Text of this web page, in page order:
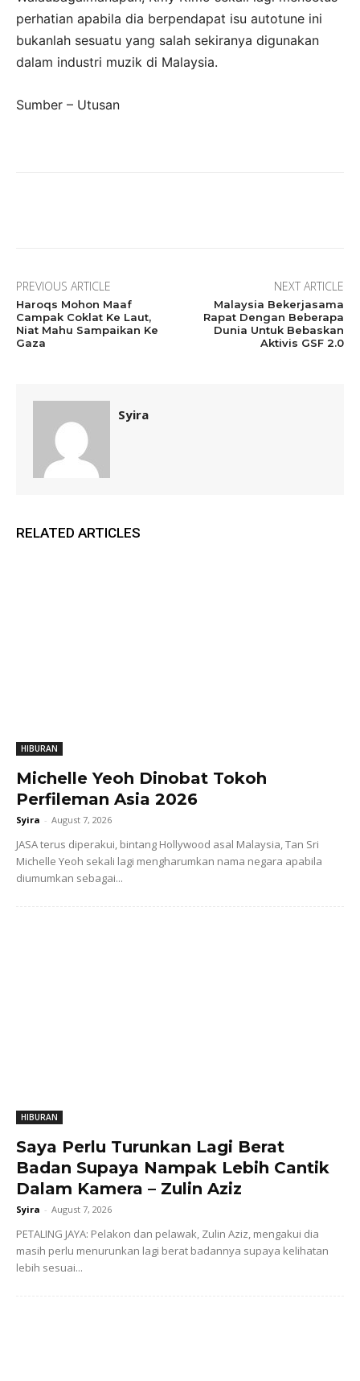
perhatian apabila dia berpendapat isu autotune ini
bukanlah sesuatu yang salah sekiranya digunakan
dalam industri muzik di Malaysia.
Sumber – Utusan
PREVIOUS ARTICLE
Haroqs Mohon Maaf
Campak Coklat Ke Laut,
Niat Mahu Sampaikan Ke
Gaza
NEXT ARTICLE
Malaysia Bekerjasama
Rapat Dengan Beberapa
Dunia Untuk Bebaskan
Aktivis GSF 2.0
Syira
RELATED ARTICLES
HIBURAN
Michelle Yeoh Dinobat Tokoh
Perfileman Asia 2026
Syira - August 7, 2026
JASA terus diperakui, bintang Hollywood asal Malaysia, Tan Sri
Michelle Yeoh sekali lagi mengharumkan nama negara apabila
diumumkan sebagai...
HIBURAN
Saya Perlu Turunkan Lagi Berat
Badan Supaya Nampak Lebih Cantik
Dalam Kamera – Zulin Aziz
Syira - August 7, 2026
PETALING JAYA: Pelakon dan pelawak, Zulin Aziz, mengakui dia
masih perlu menurunkan lagi berat badannya supaya kelihatan
lebih sesuai...